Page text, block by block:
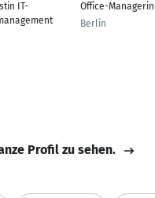
IT-
Office-Managerin
Berlin
Profil zu sehen.